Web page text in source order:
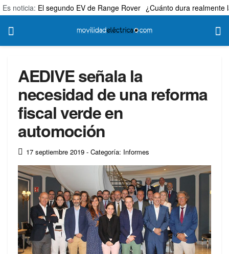
Es noticia: El segundo EV de Range Rover ¿Cuánto dura realmente
AEDIVE señala la
necesidad de una reforma
fiscal verde en
automoción
17 septiembre 2019 - Categoría: Informes